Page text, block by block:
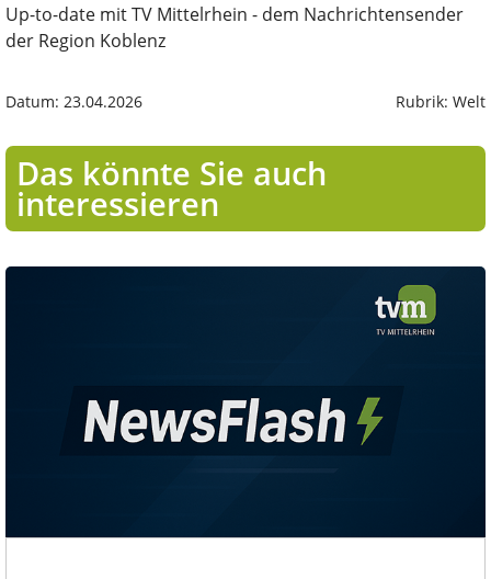
Up-to-date mit TV Mittelrhein - dem Nachrichtensender
der Region Koblenz
Datum: 23.04.2026 Rubrik: Welt
Das könnte Sie auch
interessieren